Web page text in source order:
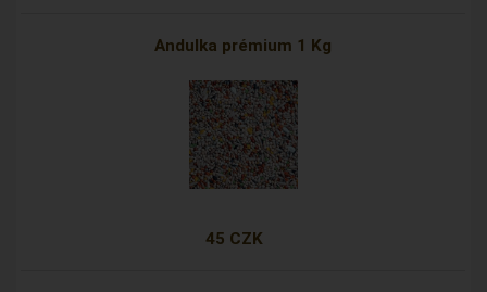
Andulka prémium 1 Kg
45 CZK